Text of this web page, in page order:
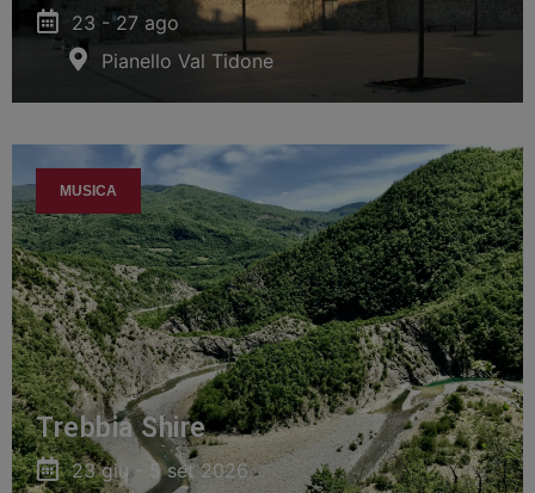
23 - 27 ago
Pianello Val Tidone
MUSICA
Trebbia Shire
23 giu - 5 set 2026